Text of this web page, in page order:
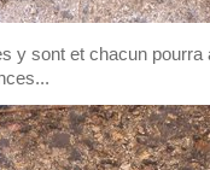
y sont et chacun pourra